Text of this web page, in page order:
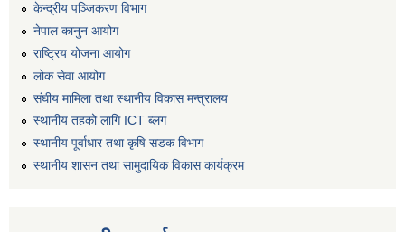
केन्द्रीय पञ्जिकरण विभाग
नेपाल कानुन आयोग
राष्ट्रिय योजना आयोग
लोक सेवा आयोग
संघीय मामिला तथा स्थानीय विकास मन्त्रालय
स्थानीय तहको लागि ICT ब्लग
स्थानीय पूर्वाधार तथा कृषि सडक विभाग
स्थानीय शासन तथा सामुदायिक विकास कार्यक्रम